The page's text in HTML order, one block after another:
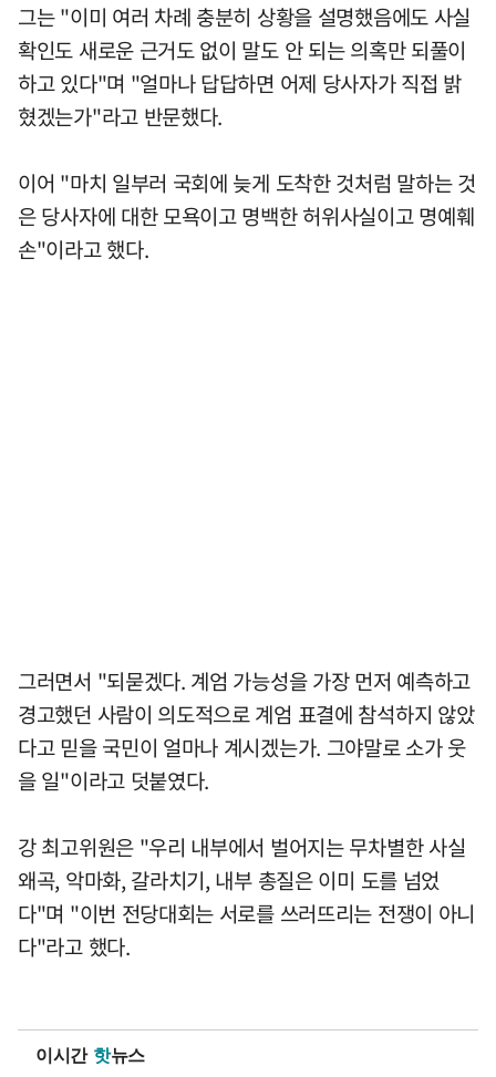
그는 "이미 여러 차례 충분히 상황을 설명했음에도 사실
확인도 새로운 근거도 없이 말도 안 되는 의혹만 되풀이
하고 있다"며 "얼마나 답답하면 어제 당사자가 직접 밝
혔겠는가"라고 반문했다.
이어 "마치 일부러 국회에 늦게 도착한 것처럼 말하는 것
은 당사자에 대한 모욕이고 명백한 허위사실이고 명예훼
손"이라고 했다.
그러면서 "되묻겠다. 계엄 가능성을 가장 먼저 예측하고
경고했던 사람이 의도적으로 계엄 표결에 참석하지 않았
다고 믿을 국민이 얼마나 계시겠는가. 그야말로 소가 웃
을 일"이라고 덧붙였다.
강 최고위원은 "우리 내부에서 벌어지는 무차별한 사실
왜곡, 악마화, 갈라치기, 내부 총질은 이미 도를 넘었
다"며 "이번 전당대회는 서로를 쓰러뜨리는 전쟁이 아니
다"라고 했다.
이시간 핫뉴스